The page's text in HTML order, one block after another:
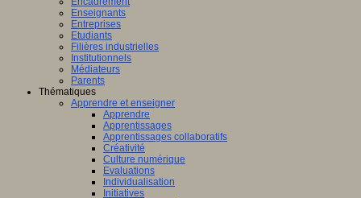
Enseignants
Entreprises
Etudiants
Filières industrielles
Institutionnels
Médiateurs
Parents
Thématiques
Apprendre et enseigner
Apprendre
Apprentissages
Apprentissages collaboratifs
Créativité
Culture numérique
Evaluations
Individualisation
Initiatives